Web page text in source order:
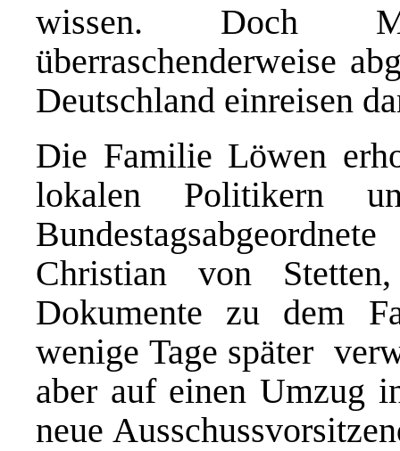
wissen. Doch
überraschenderweise
Deutschland einreisen
Die Familie Löwen
lokalen Politikern
Christian von
Dokumente zu dem
wenige Tage später
aber auf einen Umzug
neue